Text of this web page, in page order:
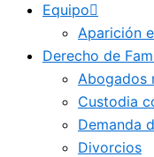
Equipo
Aparición
Derecho de
Abogados
Custodia
Demanda
Divorcios